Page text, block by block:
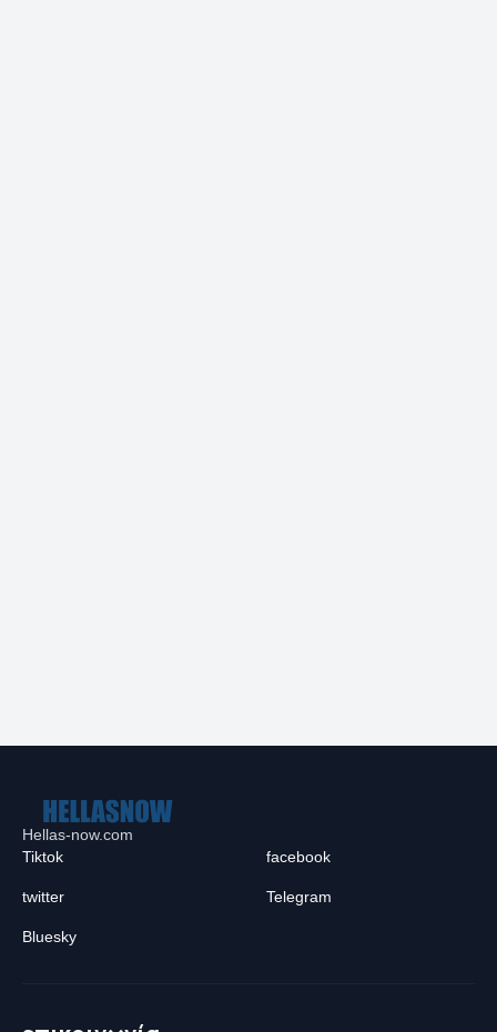
Hellas-now.com
Tiktok
facebook
twitter Telegram
Bluesky